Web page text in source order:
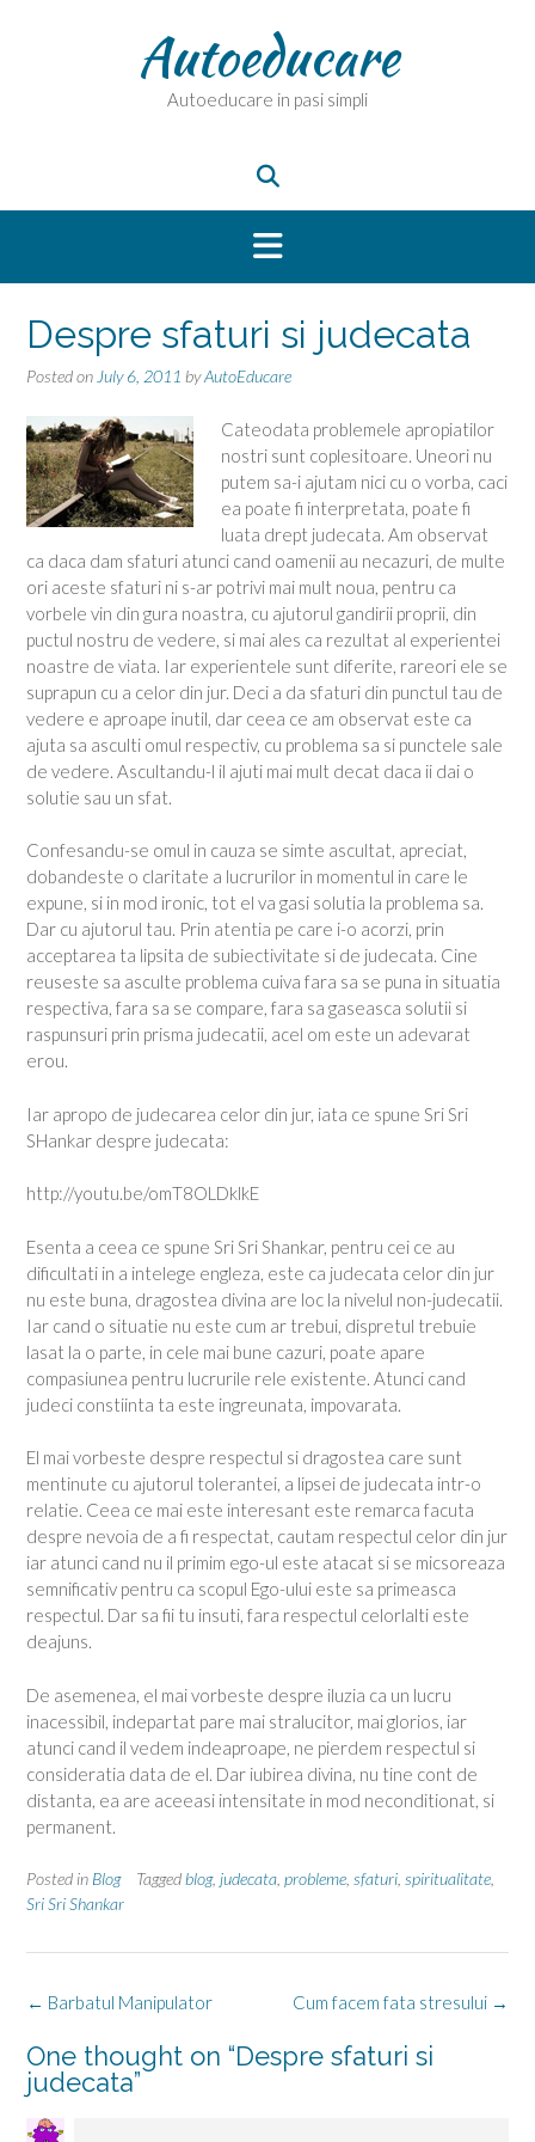
Autoeducare
Autoeducare in pasi simpli
Despre sfaturi si judecata
Posted on July 6, 2011 byAutoEducare
Cateodata problemele apropiatilor
nostri sunt coplesitoare. Uneori nu
putem sa-i ajutam nici cu o vorba, caci
ea poate fi interpretata, poate fi
luata drept judecata. Am observat
ca daca dam sfaturi atunci cand oamenii au necazuri, de multe
ori aceste sfaturi ni s-ar potrivi mai mult noua, pentru ca
vorbele vin din gura noastra, cu ajutorul gandirii proprii, din
puctul nostru de vedere, si mai ales ca rezultat al experientei
noastre de viata. Iar experientele sunt diferite, rareori ele se
suprapun cu a celor din jur. Deci a da sfaturi din punctul tau de
vedere e aproape inutil, dar ceea ce am observat este ca
ajuta sa asculti omul respectiv, cu problema sa si punctele sale
de vedere. Ascultandu-l il ajuti mai mult decat daca ii dai o
solutie sau un sfat.
Confesandu-se omul in cauza se simte ascultat, apreciat,
dobandeste o claritate a lucrurilor in momentul in care le
expune, si in mod ironic, tot el va gasi solutia la problema sa.
Dar cu ajutorul tau. Prin atentia pe care i-o acorzi, prin
acceptarea ta lipsita de subiectivitate si de judecata. Cine
reuseste sa asculte problema cuiva fara sa se puna in situatia
respectiva, fara sa se compare, fara sa gaseasca solutii si
raspunsuri prin prisma judecatii, acel om este un adevarat
erou.
Iar apropo de judecarea celor din jur, iata ce spune Sri Sri
SHankar despre judecata:
http://youtu.be/omT8OLDklkE
Esenta a ceea ce spune Sri Sri Shankar, pentru cei ce au
dificultati in a intelege engleza, este ca judecata celor din jur
nu este buna, dragostea divina are loc la nivelul non-judecatii.
Iar cand o situatie nu este cum ar trebui, dispretul trebuie
lasat la o parte, in cele mai bune cazuri, poate apare
compasiunea pentru lucrurile rele existente. Atunci cand
judeci constiinta ta este ingreunata, impovarata.
El mai vorbeste despre respectul si dragostea care sunt
mentinute cu ajutorul tolerantei, a lipsei de judecata intr-o
relatie. Ceea ce mai este interesant este remarca facuta
despre nevoia de a fi respectat, cautam respectul celor din jur
iar atunci cand nu il primim ego-ul este atacat si se micsoreaza
semnificativ pentru ca scopul Ego-ului este sa primeasca
respectul. Dar sa fii tu insuti, fara respectul celorlalti este
deajuns.
De asemenea, el mai vorbeste despre iluzia ca un lucru
inacessibil, indepartat pare mai stralucitor, mai glorios, iar
atunci cand il vedem indeaproape, ne pierdem respectul si
consideratia data de el. Dar iubirea divina, nu tine cont de
distanta, ea are aceeasi intensitate in mod neconditionat, si
permanent.
Posted in Blog Tagged blog, judecata probleme sfaturi spiritualitate
Sri Sri Shankar
Post
Cum facem fata stresului →
← Barbatul Manipulator
One thought on “Despre sfaturi si
judecata”